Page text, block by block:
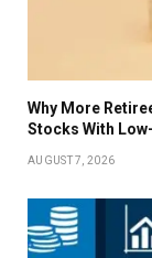
Why More
Stocks With
AUGUST 7, 2026